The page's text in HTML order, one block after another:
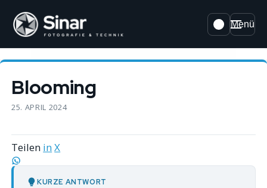
Menü
Blooming
25. APRIL 2024
Teilen inX
KURZE ANTWORT